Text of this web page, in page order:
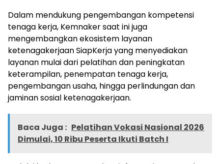
Dalam mendukung pengembangan kompetensi
tenaga kerja, Kemnaker saat ini juga
mengembangkan ekosistem layanan
ketenagakerjaan SiapKerja yang menyediakan
layanan mulai dari pelatihan dan peningkatan
keterampilan, penempatan tenaga kerja,
pengembangan usaha, hingga perlindungan dan
jaminan sosial ketenagakerjaan.
Baca Juga : Pelatihan Vokasi Nasional 2026
Dimulai, 10 Ribu Peserta Ikuti Batch I